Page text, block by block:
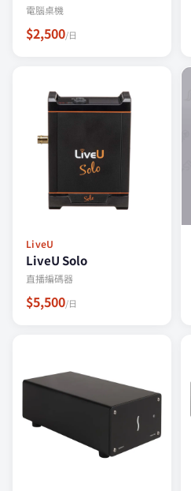
電腦桌機
$2,500/日
LiveU
LiveU Solo
直播編碼器
$5,500/日